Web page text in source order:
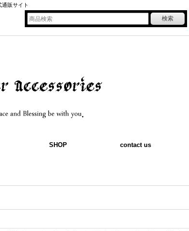
販サイト
SHOP contact us